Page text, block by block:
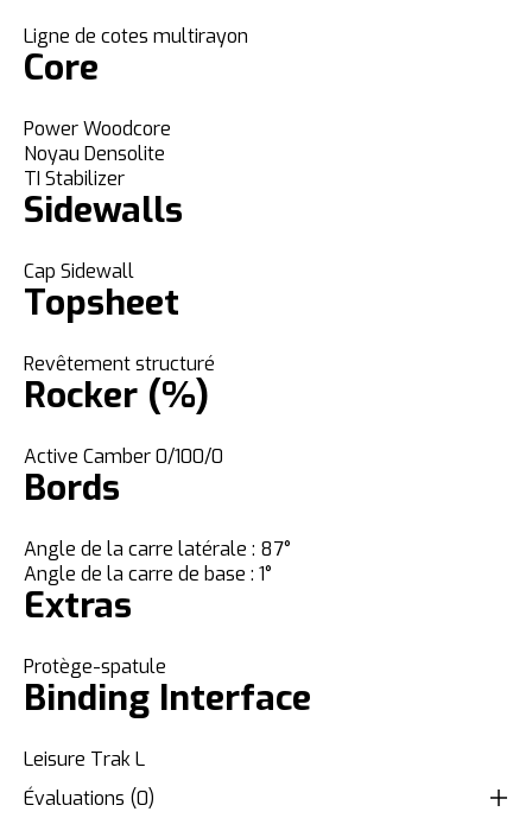
Ligne de cotes multirayon
Core
Power Woodcore
Noyau Densolite
TI Stabilizer
Sidewalls
Cap Sidewall
Topsheet
Revêtement structuré
Rocker (%)
Active Camber 0/100/0
Bords
Angle de la carre latérale : 87°
Angle de la carre de base : 1°
Extras
Protège-spatule
Binding Interface
Leisure Trak L
Évaluations (0)